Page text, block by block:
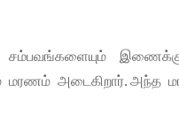
மரணம் அடைகிறார். அந்த